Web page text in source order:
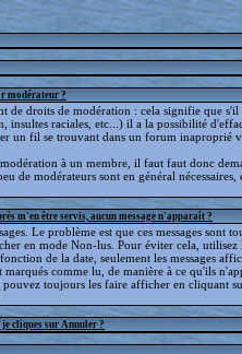
modérateur ?
de droits de modération : cela signifie que
insultes raciales, etc...) il a la possibilité
un fil se trouvant dans un forum inaproprié
à un membre, il faut faut donc
de modérateurs sont en général nécessaires,
m'en être servis, aucun message n'apparaît ?
Le problème est que ces messages sont
en mode Non-lus. Pour éviter cela,
de la date, seulement les messages
marqués comme lu, de manière à ce qu'ils
toujours les faire afficher en cliquant
cliques sur Annuler ?